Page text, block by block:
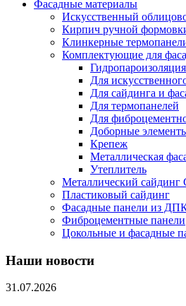
Фасадные материалы
Искусственный
Кирпич ручной
Клинкерные
Комплектующие для
Гидропароизоляция
Для
Для сайдинга и
Для термопанелей
Для
Доборные
Крепеж
Металлическая
Утеплитель
Металлический сайдинг
Пластиковый сайдинг
Фасадные панели из
Фиброцементные панели
Цокольные и фасадные
Наши новости
31.07.2026